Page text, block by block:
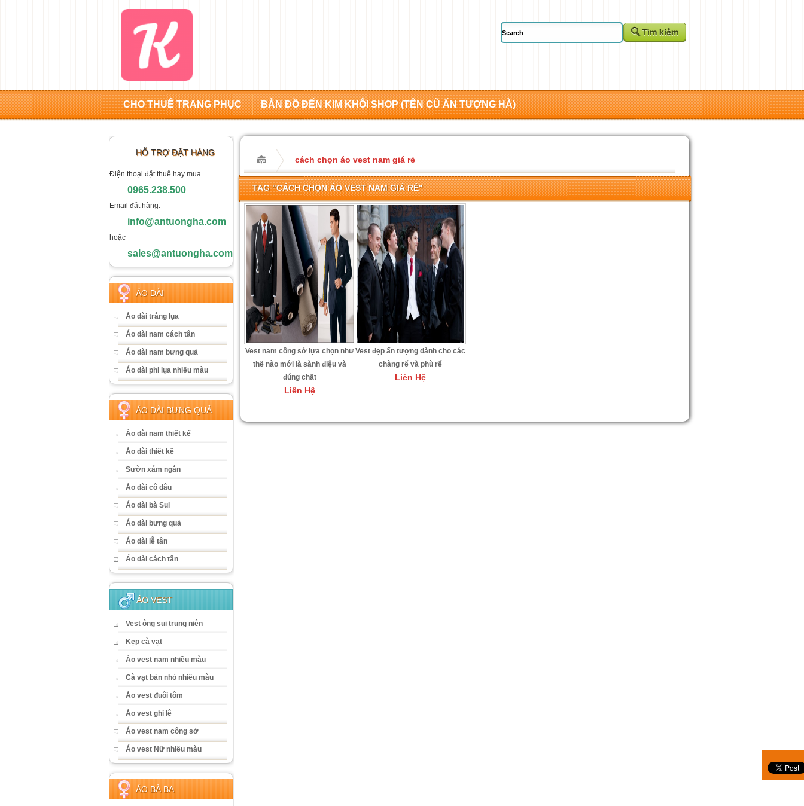
CHO THUÊ TRANG PHỤC BẢN ĐỒ ĐẾN KIM KHÔI SHOP (TÊN CŨ ẤN TƯỢNG HÀ)
HỖ TRỢ ĐẶT HÀNG
Điện thoại đặt thuê hay mua
0965.238.500
Email đặt hàng:
info@antuongha.com
hoặc
sales@antuongha.com
ÁO DÀI
Áo dài trắng lụa
Áo dài nam cách tân
Áo dài nam bưng quả
Áo dài phi lụa nhiều màu
ÁO DÀI BƯNG QUẢ
Áo dài nam thiết kế
Áo dài thiết kế
Sườn xám ngắn
Áo dài cô dâu
Áo dài bà Sui
Áo dài bưng quả
Áo dài lễ tân
Áo dài cách tân
ÁO VEST
Vest ông sui trung niên
Kẹp cà vạt
Áo vest nam nhiều màu
Cà vạt bản nhỏ nhiều màu
Áo vest đuôi tôm
Áo vest ghi lê
Áo vest nam công sở
Áo vest Nữ nhiều màu
ÁO BÀ BA
cách chọn áo vest nam giá rẻ
TAG "CÁCH CHỌN ÁO VEST NAM GIÁ RẺ"
Vest nam công sở lựa chọn như
thế nào mới là sành điệu và
đúng chất
Liên Hệ
Vest đẹp ấn tượng dành cho các
chàng rể và phù rể
Liên Hệ